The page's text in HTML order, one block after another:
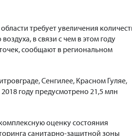
требует увеличения
в связи с чем в этом году
сообщают в региональном
Сенгилее, Красном Гуляе,
году предусмотрено 21,5 млн
оценку состояния
санитарно-защитной зоны